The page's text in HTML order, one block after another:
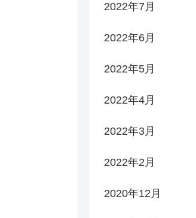
2022年7月
2022年6月
2022年5月
2022年4月
2022年3月
2022年2月
2020年12月